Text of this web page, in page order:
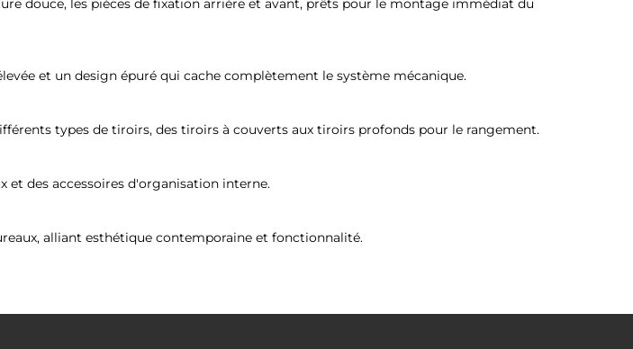
douce, les pièces de fixation arrière et avant, prêts pour le montage immédiat du
et un design épuré qui cache complètement le système mécanique.
types de tiroirs, des tiroirs à couverts aux tiroirs profonds pour le rangement.
et des accessoires d'organisation interne.
alliant esthétique contemporaine et fonctionnalité.